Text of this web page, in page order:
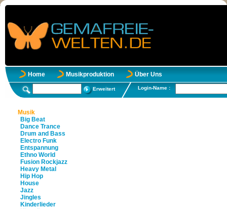
Home Musikproduktion Über Uns
Erweitert Login-Name :
Musik
Big Beat
Dance Trance
Drum and Bass
Electro Funk
Entspannung
Ethno World
Fusion Rockjazz
Heavy Metal
Hip Hop
House
Jazz
Jingles
Kinderlieder